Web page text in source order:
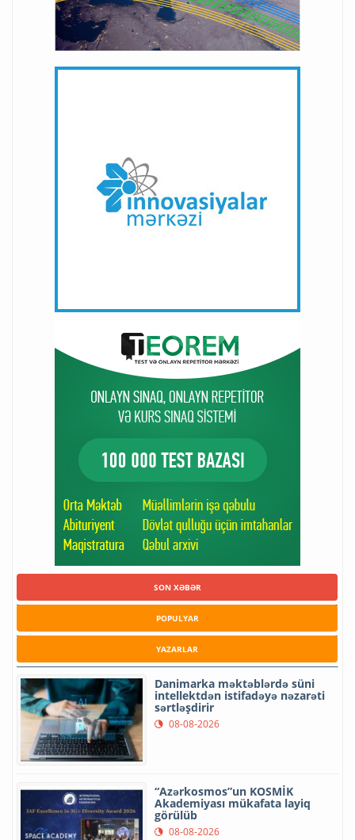
SON XƏBƏR
POPULYAR
YAZARLAR
Danimarka məktəblərdə süni
intellektdən istifadəyə nəzarəti
sərtləşdirir
08-08-2026
“Azərkosmos”un KOSMİK
Akademiyası mükafata layiq
görülüb
08-08-2026